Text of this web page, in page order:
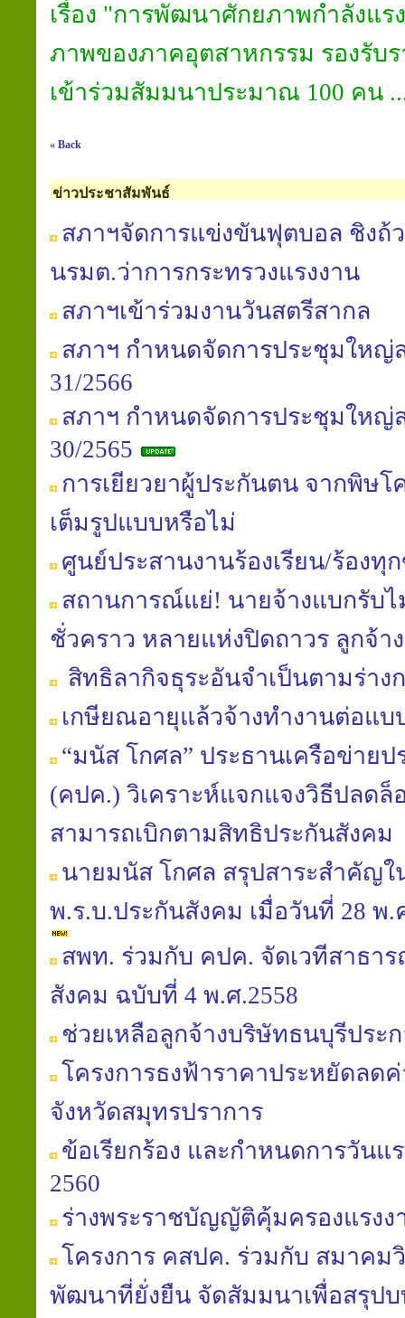
เรื่อง "การพัฒนาศักยภาพกำลังแร
ภาพของภาคอุตสาหกรรม รองรับ
เข้าร่วมสัมมนาประมาณ 100 คน
« Back
ข่าวประชาสัมพันธ์
สภาฯจัดการแข่งขันฟุตบอล ชิงถ้
นรมต.ว่าการกระทรวงแรงงาน
สภาฯเข้าร่วมงานวันสตรีสากล
สภาฯ กำหนดจัดการประชุมใหญ่
31/2566
สภาฯ กำหนดจัดการประชุมใหญ่
30/2565
การเยียวยาผู้ประกันตน จากพิษโ
เต็มรูปแบบหรือไม่
ศูนย์ประสานงานร้องเรียน/ร้องทุ
สถานการณ์แย่! นายจ้างแบกรับ
ชั่วคราว หลายแห่งปิดถาวร ลูกจ้า
สิทธิลากิจธุระอันจำเป็นตามร่า
เกษียณอายุแล้วจ้างทำงานต่อแบ
“มนัส โกศล” ประธานเครือข่าย
(คปค.) วิเคราะห์แจกแจงวิธีปลดล็
สามารถเบิกตามสิทธิประกันสังคม
นายมนัส โกศล สรุปสาระสำคัญใ
พ.ร.บ.ประกันสังคม เมื่อวันที่ 28 พ.
สพท. ร่วมกับ คปค. จัดเวทีสาธา
สังคม ฉบับที่ 4 พ.ศ.2558
ช่วยเหลือลูกจ้างบริษัทธนบุรีประ
โครงการธงฟ้าราคาประหยัดลด
จังหวัดสมุทรปราการ
ข้อเรียกร้อง และกำหนดการวันแ
2560
ร่างพระราชบัญญัติคุ้มครองแรงง
โครงการ คสปค. ร่วมกับ สมาคม
พัฒนาที่ยั่งยืน จัดสัมมนาเพื่อสรุปบ